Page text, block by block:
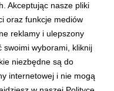
Kina
było bardzo intensywne
Akceptując nasze pliki
oraz funkcje mediów
reklamy i ulepszony
swoimi wyborami, kliknij
niezbędne są do
internetowej i nie mogą